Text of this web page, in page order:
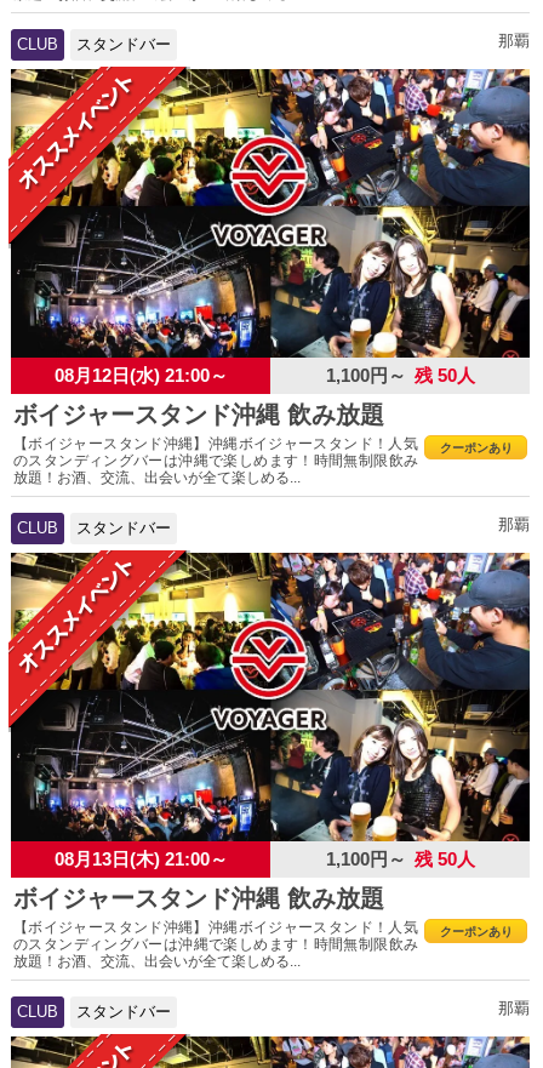
CLUB スタンドバー 那覇
08月12日(水) 21:00～ 1,100円～ 残 50人
ボイジャースタンド沖縄 飲み放題
クーポンあり
【ボイジャースタンド沖縄】沖縄ボイジャースタンド！人気
のスタンディングバーは沖縄で楽しめます！時間無制限飲み
放題！お酒、交流、出会いが全て楽しめる...
CLUB スタンドバー 那覇
08月13日(木) 21:00～ 1,100円～ 残 50人
ボイジャースタンド沖縄 飲み放題
クーポンあり
【ボイジャースタンド沖縄】沖縄ボイジャースタンド！人気
のスタンディングバーは沖縄で楽しめます！時間無制限飲み
放題！お酒、交流、出会いが全て楽しめる...
CLUB スタンドバー 那覇